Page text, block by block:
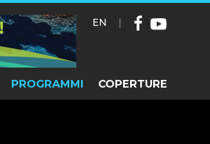
PROGRAMMI COPERTURE
EN